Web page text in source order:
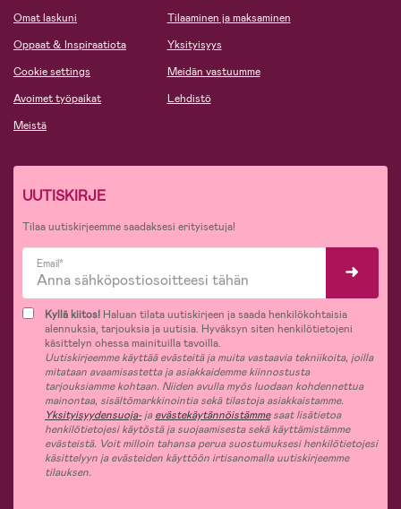
Omat laskuni
Oppaat & Inspiraatiota
Cookie settings
Avoimet työpaikat
Meistä
Tilaaminen ja maksaminen
Yksityisyys
Meidän vastuumme
Lehdistö
UUTISKIRJE
Tilaa uutiskirjeemme saadaksesi erityisetuja!
Email*
Kyllä kiitos! Haluan tilata uutiskirjeen ja saada henkilökohtaisia
alennuksia, tarjouksia ja uutisia. Hyväksyn siten henkilötietojeni
käsittelyn ohessa mainituilla tavoilla.
Uutiskirjeemme käyttää evästeitä ja muita vastaavia tekniikoita, joilla
mitataan avaamisastetta ja asiakkaidemme kiinnostusta
tarjouksiamme kohtaan. Niiden avulla myös luodaan kohdennettua
mainontaa, sisältömarkkinointia sekä tilastoja asiakkaistamme.
Yksityisyydensuoja-jaevästekäytännöistämmesaat lisätietoa
henkilötietojesi käytöstä ja suojaamisesta sekä käyttämistämme
evästeistä. Voit milloin tahansa perua suostumuksesi henkilötietojesi
käsittelyyn ja evästeiden käyttöön irtisanomalla uutiskirjeemme
tilauksen.